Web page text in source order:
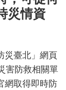
災情資
災臺北」網頁
害防救相關單
網取得即時防